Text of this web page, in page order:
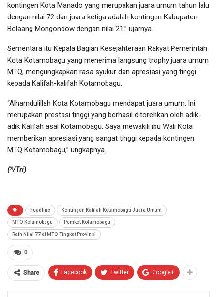
kontingen Kota Manado yang merupakan juara umum tahun lalu
dengan nilai 72 dan juara ketiga adalah kontingen Kabupaten
Bolaang Mongondow dengan nilai 21,” ujarnya.
Sementara itu Kepala Bagian Kesejahteraan Rakyat Pemerintah
Kota Kotamobagu yang menerima langsung trophy juara umum
MTQ, mengungkapkan rasa syukur dan apresiasi yang tinggi
kepada Kalifah-kalifah Kotamobagu.
“Alhamdulillah Kota Kotamobagu mendapat juara umum. Ini
merupakan prestasi tinggi yang berhasil ditorehkan oleh adik-
adik Kalifah asal Kotamobagu. Saya mewakili ibu Wali Kota
memberikan apresiasi yang sangat tinggi kepada kontingen
MTQ Kotamobagu,” ungkapnya.
(*/Tri)
headline Kontingen Kafilah Kotamobagu Juara Umum
MTQ Kotamobagu Pemkot Kotamobagu
Raih Nilai 77 di MTQ Tingkat Provinsi
0
Share Facebook Twitter Google+